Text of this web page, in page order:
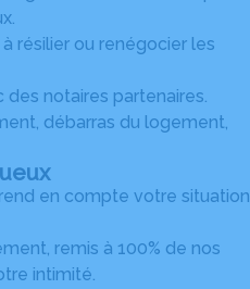
résilier ou renégocier les
des notaires partenaires.
débarras du logement,
en compte votre situation
remis à 100% de nos
intimité.